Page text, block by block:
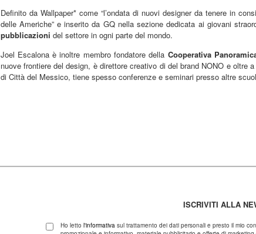
Definito da Wallpaper* come “l’ondata di nuovi designer da tenere in
delle Americhe” e inserito da GQ nella sezione dedicata ai giovani
pubblicazioni del settore in ogni parte del mondo.
Joel Escalona è inoltre membro fondatore della Cooperativa
nuove frontiere del design, è direttore creativo di del brand NONO e oltre a
di Città del Messico, tiene spesso conferenze e seminari presso altre
ISCRIVITI ALLA
Ho letto l'informativasul trattamento dei dati personali e presto il mio